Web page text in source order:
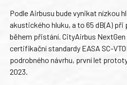
Podle Airbusu bude vynikat nízkou
akustického hluku, a to 65 dB(A) při
během přistání. CityAirbus
certifikační standardy EASA SC-
podrobného návrhu, první let
2023.